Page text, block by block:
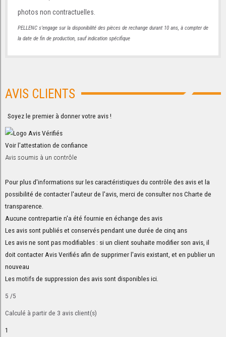
photos non contractuelles.
PELLENC s’engage sur la disponibilité des pièces de rechange durant 10 ans, à compter de
la date de fin de production, sauf indication spécifique
AVIS CLIENTS
Soyez le premier à donner votre avis !
Voir l'attestation de confiance
Avis soumis à un contrôle
Pour plus d'informations sur les caractéristiques du contrôle des avis et la
possibilité de contacter l'auteur de l'avis, merci de consulter nosCharte de
transparence
Aucune contrepartie n'a été fournie en échange des avis
Les avis sont publiés et conservés pendant une durée de cinq ans
Les avis ne sont pas modifiables : si un client souhaite modifier son avis, il
doit contacter Avis Verifiés afin de supprimer l'avis existant, et en publier un
nouveau
Les motifs de suppression des avis sont disponiblesici
5 /5
Calculé à partir de 3 avis client(s)
1